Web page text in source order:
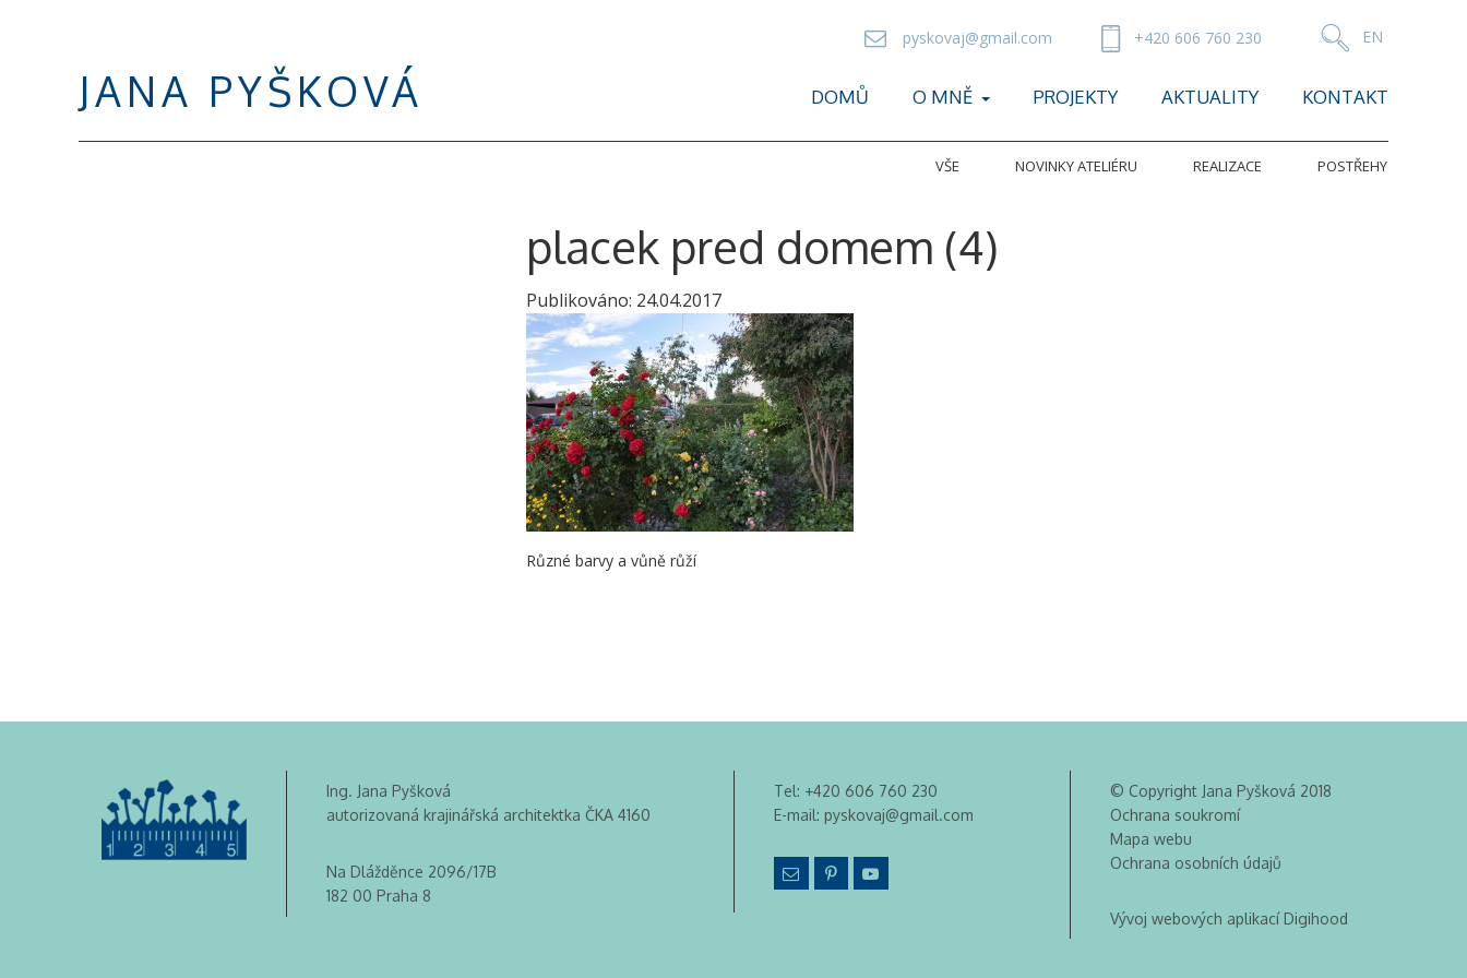
JANA PYŠKOVÁ
pyskovaj@gmail.com +420 606 760 230
DOMŮ O MNĚ PROJEKTY AKTUALITY KONTAKT
VŠE NOVINKY ATELIÉRU REALIZACE POSTŘEHY
placek pred domem (4)
Publikováno: 24.04.2017
Různé barvy a vůně růží
Ing. Jana Pyšková
autorizovaná krajinářská architektka ČKA 4160
Na Dlážděnce 2096/17B
182 00 Praha 8
Tel: +420 606 760 230
E-mail: pyskovaj@gmail.com
© Copyright Jana Pyšková 2018
Ochrana soukromí
Mapa webu
Ochrana osobních údajů
Vývoj webových aplikací Digihood